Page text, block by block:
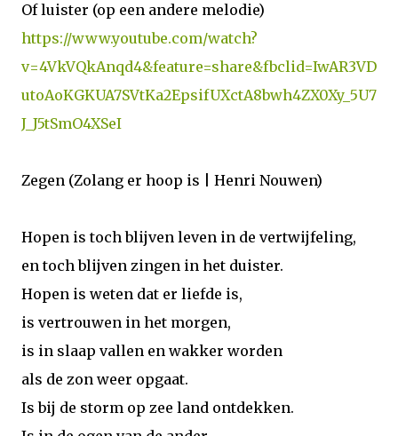
Of luister (op een andere melodie)
https://www.youtube.com/watch?
v=4VkVQkAnqd4&feature=share&fbclid=IwAR3VD
utoAoKGKUA7SVtKa2EpsifUXctA8bwh4ZX0Xy_5U7
J_J5tSmO4XSeI
Zegen (Zolang er hoop is | Henri Nouwen)
Hopen is toch blijven leven in de vertwijfeling,
en toch blijven zingen in het duister.
Hopen is weten dat er liefde is,
is vertrouwen in het morgen,
is in slaap vallen en wakker worden
als de zon weer opgaat.
Is bij de storm op zee land ontdekken.